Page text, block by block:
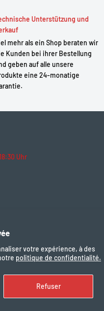
votre expérience, à des
politique de confidentialité.
Refuser
Unterstützung und
mehr als ein Shop beraten wir
Kunden bei ihrer Bestellung
geben auf alle unsere
eine 24-monatige
Uhr